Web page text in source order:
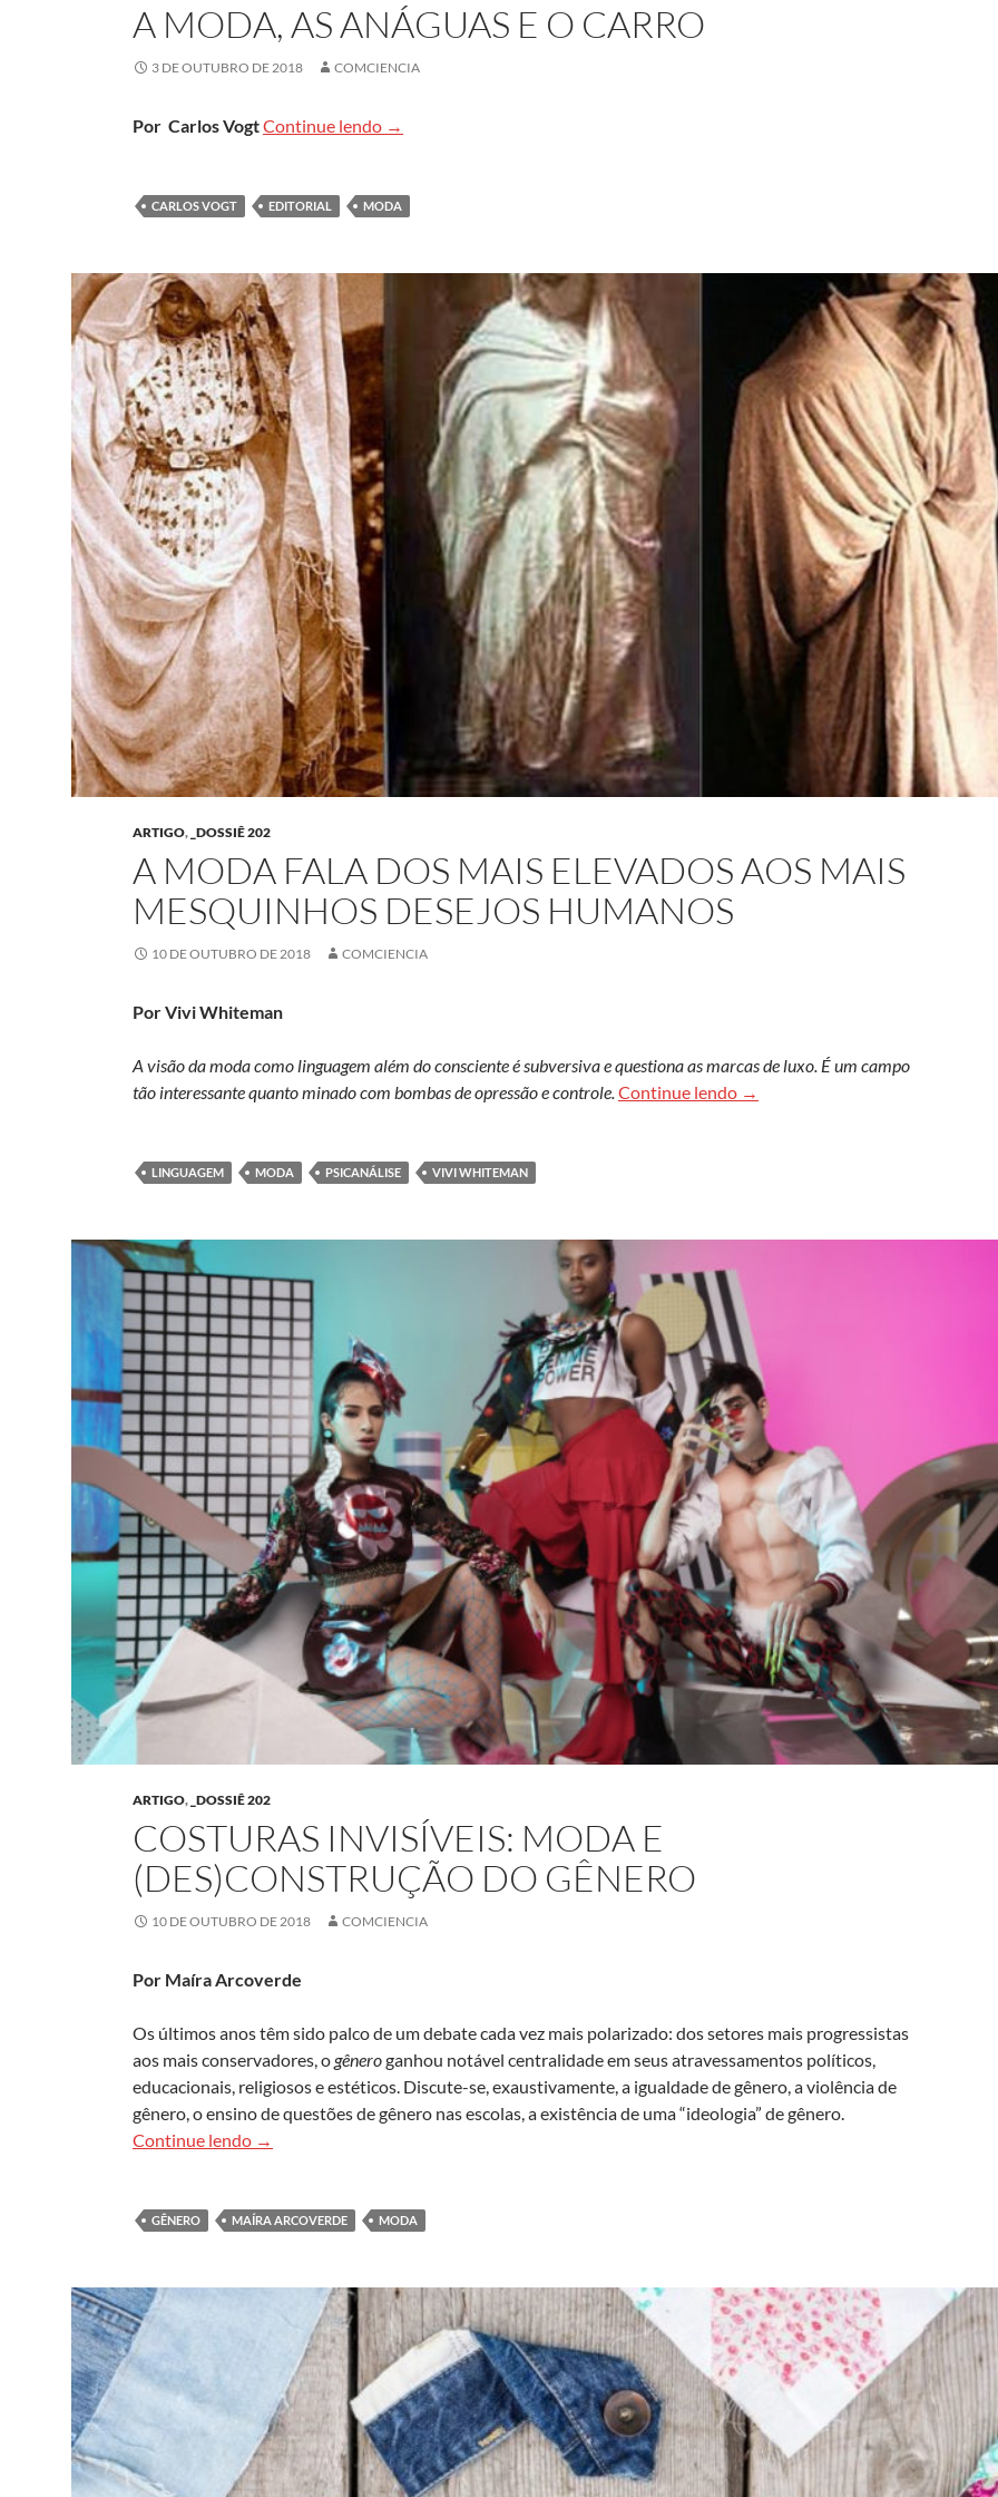
A MODA, AS ANÁGUAS E O CARRO
3 DE OUTUBRO DE 2018 COMCIENCIA
Por Carlos VogtContinue lendo A moda, as anáguas e o carro
→
CARLOS VOGT EDITORIAL MODA
ARTIGO, _DOSSIÊ 202
A MODA FALA DOS MAIS ELEVADOS AOS MAIS
MESQUINHOS DESEJOS HUMANOS
10 DE OUTUBRO DE 2018 COMCIENCIA
Por Vivi Whiteman
A visão da moda como linguagem além do consciente é subversiva e questiona as marcas de luxo. É um campo
tão interessante quanto minado com bombas de opressão e controle.Continue lendo A moda fala dos mais elevados
→
LINGUAGEM MODA PSICANÁLISE VIVI WHITEMAN
ARTIGO, _DOSSIÊ 202
COSTURAS INVISÍVEIS: MODA E
(DES)CONSTRUÇÃO DO GÊNERO
10 DE OUTUBRO DE 2018 COMCIENCIA
Por Maíra Arcoverde
Os últimos anos têm sido palco de um debate cada vez mais polarizado: dos setores mais progressistas
aos mais conservadores, o gêneroganhou notável centralidade em seus atravessamentos políticos,
educacionais, religiosos e estéticos. Discute-se, exaustivamente, a igualdade de gênero, a violência de
gênero, o ensino de questões de gênero nas escolas, a existência de uma “ideologia” de gênero.
Continue lendo
Costuras invisíveis: moda e (des)construção do gênero
→
GÊNERO MAÍRA ARCOVERDE MODA